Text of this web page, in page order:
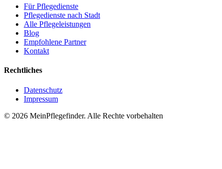
Für Pflegedienste
Pflegedienste nach Stadt
Alle Pflegeleistungen
Blog
Empfohlene Partner
Kontakt
Rechtliches
Datenschutz
Impressum
© 2026 MeinPflegefinder. Alle Rechte vorbehalten